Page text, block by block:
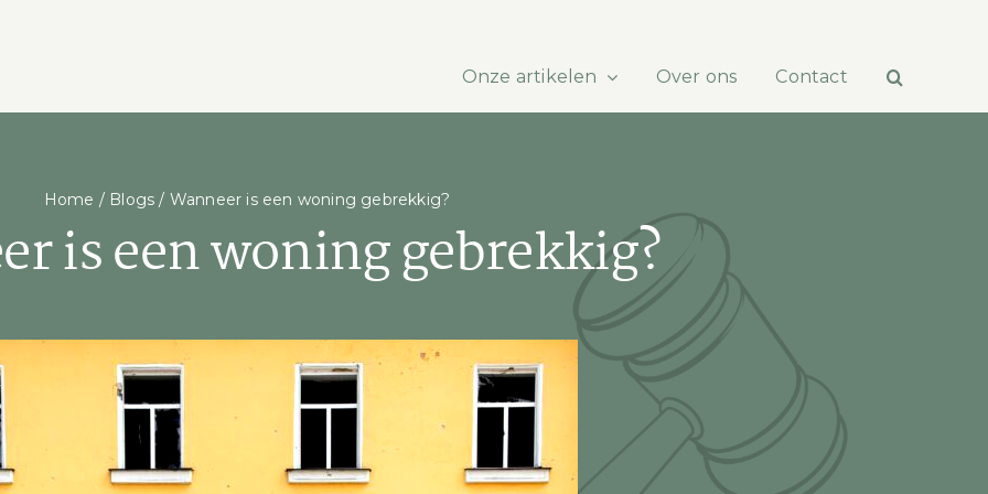
Onze artikelen Over ons Contact
Home / Blogs / Wanneer is een woning gebrekkig?
is een woning gebrekkig?